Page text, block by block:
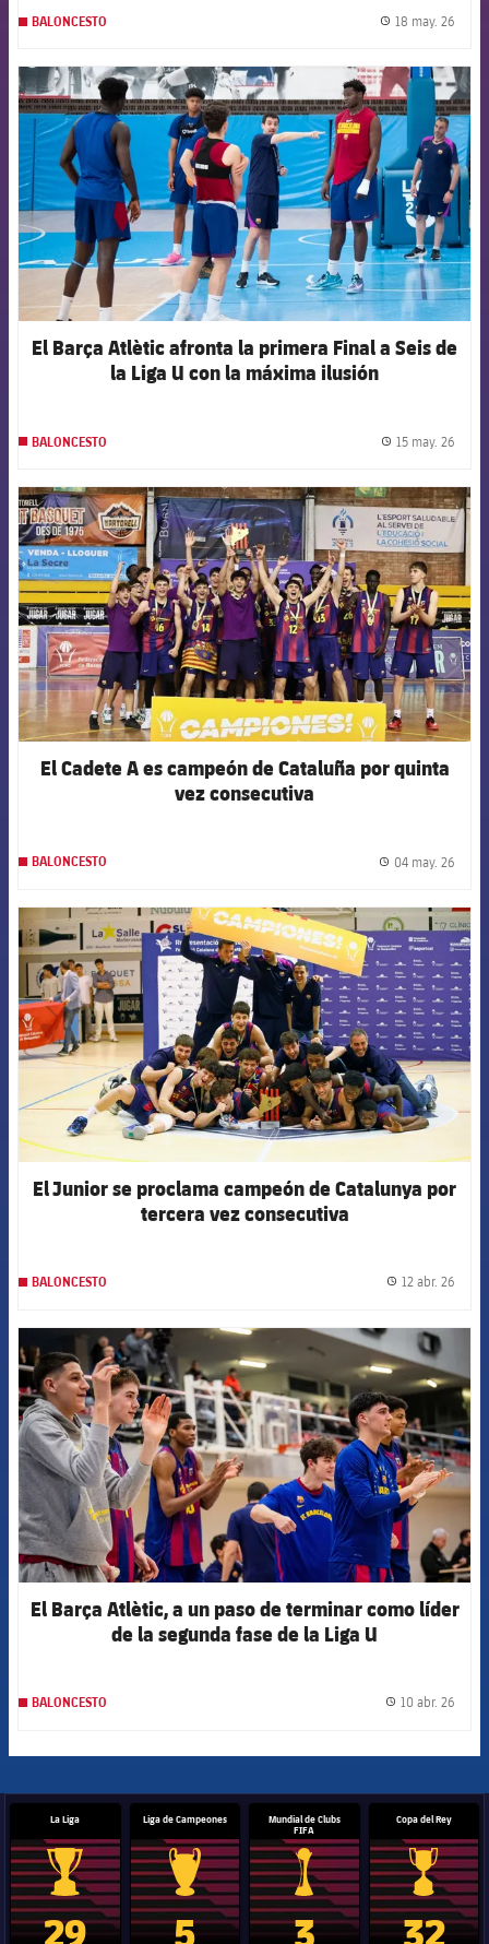
BALONCESTO 18 may. 26
FCB Barcelona badge
El Barça Atlètic afronta la primera Final a Seis de
la Liga U con la máxima ilusión
BALONCESTO 15 may. 26
FCB Barcelona badge
El Cadete A es campeón de Cataluña por quinta
vez consecutiva
BALONCESTO 04 may. 26
FCB Barcelona badge
El Junior se proclama campeón de Catalunya por
tercera vez consecutiva
BALONCESTO 12 abr. 26
FCB Barcelona badge
El Barça Atlètic, a un paso de terminar como líder
de la segunda fase de la Liga U
BALONCESTO 10 abr. 26
La Liga
Trofeo de La Liga
29
Liga de Campeones
Trofeo de la Liga de Campeones
5
Mundial de Clubs
FIFA
Trofeo del Mundial de
3
Copa del Rey
Copa del
32